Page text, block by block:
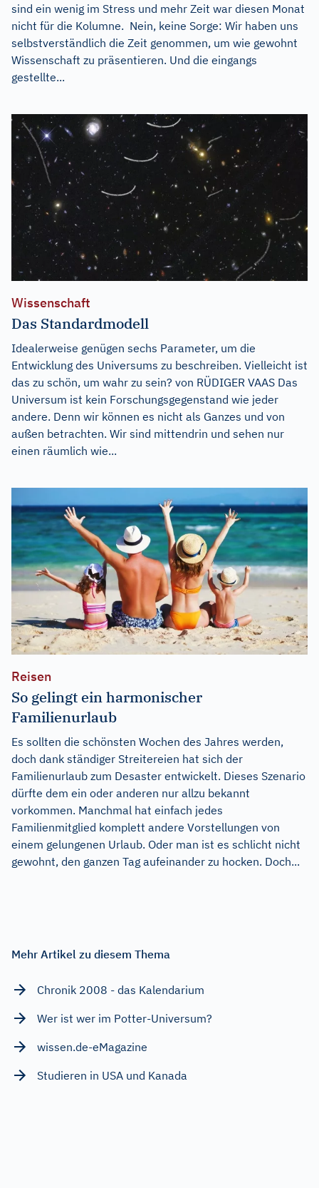
sind ein wenig im Stress und mehr Zeit war diesen Monat
nicht für die Kolumne. Nein, keine Sorge: Wir haben uns
selbstverständlich die Zeit genommen, um wie gewohnt
Wissenschaft zu präsentieren. Und die eingangs
gestellte...
Wissenschaft
Das Standardmodell
Idealerweise genügen sechs Parameter, um die
Entwicklung des Universums zu beschreiben. Vielleicht ist
das zu schön, um wahr zu sein? von RÜDIGER VAAS Das
Universum ist kein Forschungsgegenstand wie jeder
andere. Denn wir können es nicht als Ganzes und von
außen betrachten. Wir sind mittendrin und sehen nur
einen räumlich wie...
Reisen
So gelingt ein harmonischer
Familienurlaub
Es sollten die schönsten Wochen des Jahres werden,
doch dank ständiger Streitereien hat sich der
Familienurlaub zum Desaster entwickelt. Dieses Szenario
dürfte dem ein oder anderen nur allzu bekannt
vorkommen. Manchmal hat einfach jedes
Familienmitglied komplett andere Vorstellungen von
einem gelungenen Urlaub. Oder man ist es schlicht nicht
gewohnt, den ganzen Tag aufeinander zu hocken. Doch...
Mehr Artikel zu diesem Thema
Chronik 2008 - das Kalendarium
Wer ist wer im Potter-Universum?
wissen.de-eMagazine
Studieren in USA und Kanada